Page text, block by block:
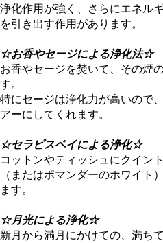
浄化作用が強く、さらにエネル
を引き出す作用があります。
☆お香やセージによる浄化法☆
お香やセージを焚いて、その煙
す。
特にセージは浄化力が高いので
アーにしてくれます。
☆セラピスベイによる浄化☆
コットンやティッシュにクイン
（またはポマンダーのホワイト
ます。
☆月光による浄化☆
新月から満月にかけての、満ち